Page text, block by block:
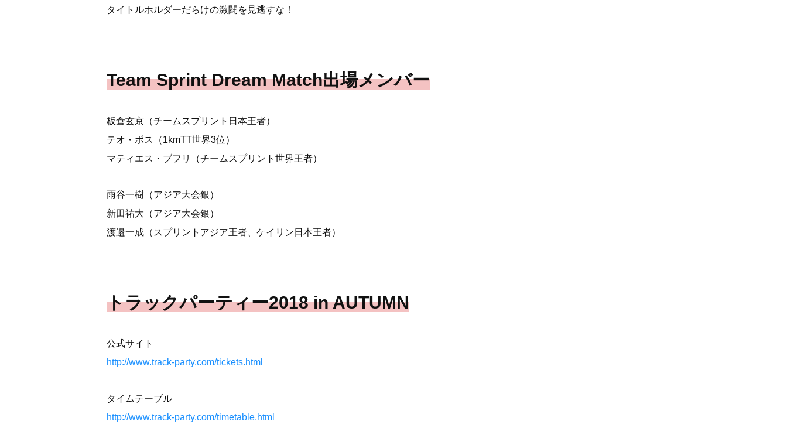
タイトルホルダーだらけの激闘を見逃すな！
Team Sprint Dream Match出場メンバー
板倉玄京（チームスプリント日本王者）
テオ・ボス（1kmTT世界3位）
マティエス・ブフリ（チームスプリント世界王者）
雨谷一樹（アジア大会銀）
新田祐大（アジア大会銀）
渡邉一成（スプリントアジア王者、ケイリン日本王者）
トラックパーティー2018 in AUTUMN
公式サイト
http://www.track-party.com/tickets.html
タイムテーブル
http://www.track-party.com/timetable.html